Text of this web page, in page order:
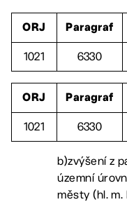
ORJ Paragraf
1021 6330
ORJ Paragraf
1021 6330
b)zvýšení z
územní
městy (hl.